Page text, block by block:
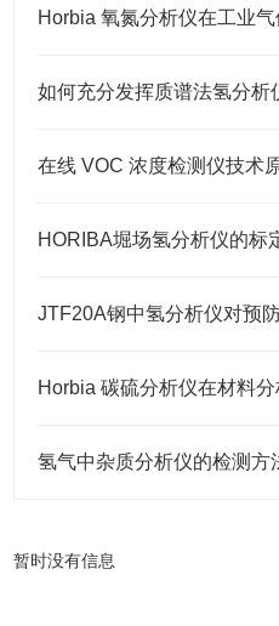
Horbia 氧氮分析仪在工业
如何充分发挥质谱法氢分析
在线 VOC 浓度检测仪技术
HORIBA堀场氢分析仪的标
JTF20A钢中氢分析仪对预
Horbia 碳硫分析仪在材料分
氢气中杂质分析仪的检测方
暂时没有信息